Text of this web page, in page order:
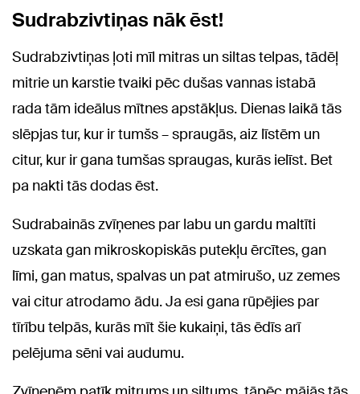
Sudrabzivtiņas nāk ēst!
Sudrabzivtiņas ļoti mīl mitras un siltas telpas, tādēļ
mitrie un karstie tvaiki pēc dušas vannas istabā
rada tām ideālus mītnes apstākļus. Dienas laikā tās
slēpjas tur, kur ir tumšs – spraugās, aiz līstēm un
citur, kur ir gana tumšas spraugas, kurās ielīst. Bet
pa nakti tās dodas ēst.
Sudrabainās zvīņenes par labu un gardu maltīti
uzskata gan mikroskopiskās putekļu ērcītes, gan
līmi, gan matus, spalvas un pat atmirušo, uz zemes
vai citur atrodamo ādu. Ja esi gana rūpējies par
tīrību telpās, kurās mīt šie kukaiņi, tās ēdīs arī
pelējuma sēni vai audumu.